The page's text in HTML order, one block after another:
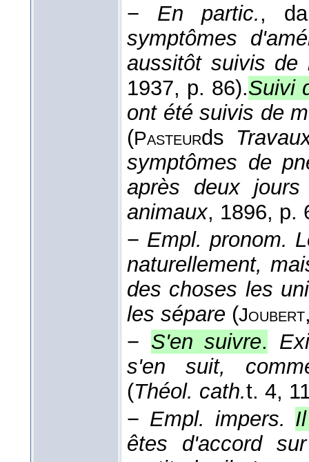
− En partic.,
symptômes
aussitôt suivis de
1937, p. 86).Suivi
ont été suivis de
(Pasteurds
symptômes de
après deux jours
animaux, 1896, p.
− Empl. pronom.
naturellement,
des choses les
les sépare (Joubert
− S'en suivre.
s'en suit,
(Théol. cath.t. 4, 1
− Empl. impers.
êtes d'accord